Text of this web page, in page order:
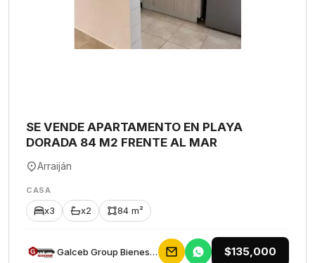
SE VENDE APARTAMENTO EN PLAYA
DORADA 84 M2 FRENTE AL MAR
Arraiján
CASA
x3 x2 84 m²
Galceb Group Bienes Raices $135,000